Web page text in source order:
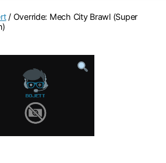
/ Override: Mech City Brawl (Super